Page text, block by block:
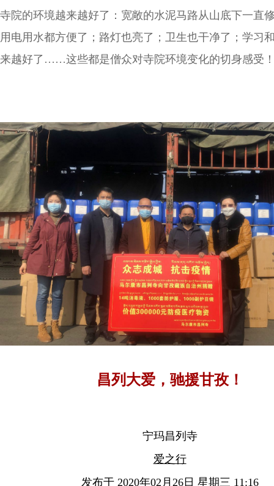
寺院的环境越来越好了：宽敞的水泥马路从山底下一直
用电用水都方便了；路灯也亮了；卫生也干净了；学习
来越好了……这些都是僧众对寺院环境变化的切身感受
昌列大爱，驰援甘孜！
宁玛昌列寺
爱之行
发布于 2020年02月26日 星期三 11:16